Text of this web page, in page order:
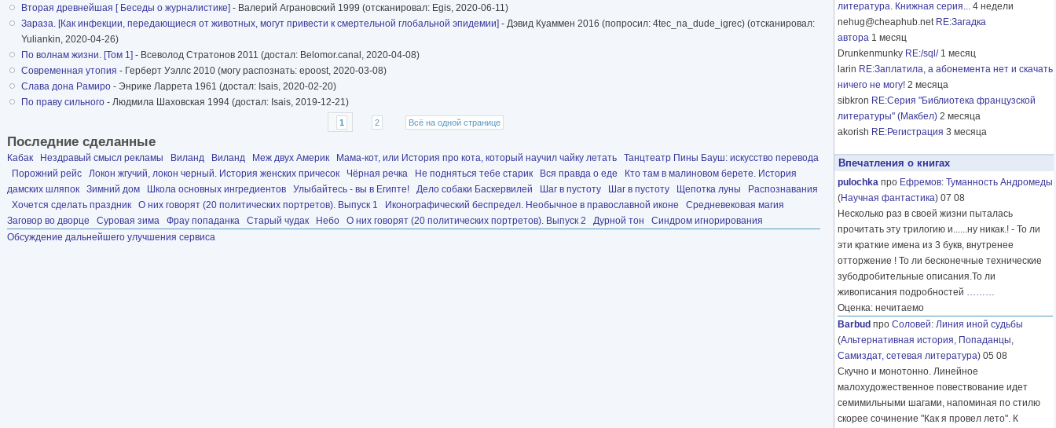
Вторая древнейшая [ Беседы о журналистике] - Валерий Аграновский 1999 (отсканировал: Egis, 2020-06-11)
Зараза. [Как инфекции, передающиеся от животных, могут привести к смертельной глобальной эпидемии] - Дэвид Куаммен 2016 (попросил: 4tec_na_dude_igrec) (отсканировал:
Yuliankin, 2020-04-26)
По волнам жизни. [Том 1] - Всеволод Стратонов 2011 (достал: Belomor.canal, 2020-04-08)
Современная утопия - Герберт Уэллс 2010 (могу распознать: epoost, 2020-03-08)
Слава дона Рамиро - Энрике Ларрета 1961 (достал: Isais, 2020-02-20)
По праву сильного - Людмила Шаховская 1994 (достал: Isais, 2019-12-21)
1 2 Всё на одной странице
Последние сделанные
Кабак Нездравый смысл рекламы Виланд Виланд Меж двух Америк Мама-кот, или История про кота, который научил чайку летать
Танцтеатр Пины Бауш: искусство перевода
Порожний рейс
Локон жгучий, локон черный. История женских причесок Чёрная речка Не подняться тебе старик Вся правда о еде
Кто там в малиновом берете. История
дамских шляпок
Зимний дом Школа основных ингредиентов Улыбайтесь - вы в Египте! Дело собаки Баскервилей Шаг в пустоту Шаг в пустоту Щепотка луны
Распознавания
Хочется сделать праздник
О них говорят (20 политических портретов). Выпуск 1 Иконографический беспредел. Необычное в православной иконе
Средневековая магия
Заговор во дворце
Суровая зима Фрау попаданка Старый чудак Небо О них говорят (20 политических портретов). Выпуск 2 Дурной тон
Синдром игнорирования
Обсуждение дальнейшего улучшения сервиса
литература. Книжная серия... 4 недели
nehug@cheaphub.net RE:Загадка
автора 1 месяц
Drunkenmunky RE:/sql/ 1 месяц
larin RE:Заплатила, а абонемента нет и скачать
ничего не могу! 2 месяца
sibkron RE:Серия "Библиотека французской
литературы" (Макбел) 2 месяца
akorish RE:Регистрация 3 месяца
Впечатления о книгах
pulochka про Ефремов: Туманность Андромеды
(Научная фантастика) 07 08
Несколько раз в своей жизни пыталась
прочитать эту трилогию и......ну никак.! - То ли
эти краткие имена из 3 букв, внутренее
отторжение ! То ли бесконечные технические
зубодробительные описания.То ли
живописания подробностей ………
Оценка: нечитаемо
Barbud про Соловей: Линия иной судьбы
(Альтернативная история, Попаданцы,
Самиздат, сетевая литература) 05 08
Скучно и монотонно. Линейное
малохудожественное повествование идет
семимильными шагами, напоминая по стилю
скорее сочинение "Как я провел лето". К